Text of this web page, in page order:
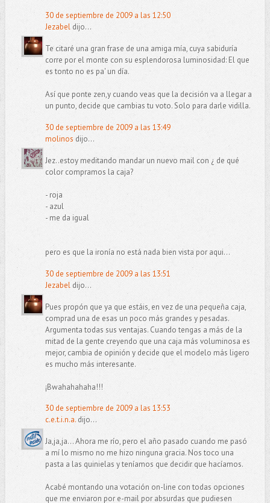
30 de septiembre de 2009 a las 12:50
Jezabeldijo...
Te citaré una gran frase de una amiga mía, cuya sabiduría
corre por el monte con su esplendorosa luminosidad: El que
es tonto no es pa' un día.
Así que ponte zen,y cuando veas que la decisión va a llegar a
un punto, decide que cambias tu voto. Solo para darle vidilla.
30 de septiembre de 2009 a las 13:49
molinos dijo...
Jez..estoy meditando mandar un nuevo mail con ¿ de qué
color compramos la caja?
- roja
- azul
- me da igual
pero es que la ironía no está nada bien vista por aqui...
30 de septiembre de 2009 a las 13:51
Jezabeldijo...
Pues propón que ya que estáis, en vez de una pequeña caja,
comprad una de esas un poco más grandes y pesadas.
Argumenta todas sus ventajas. Cuando tengas a más de la
mitad de la gente creyendo que una caja más voluminosa es
mejor, cambia de opinión y decide que el modelo más ligero
es mucho más interesante.
¡Bwahahahaha!!!
30 de septiembre de 2009 a las 13:53
c.e.t.i.n.a.dijo...
Ja,ja,ja... Ahora me río, pero el año pasado cuando me pasó
a mí lo mismo no me hizo ninguna gracia. Nos toco una
pasta a las quinielas y teníamos que decidir que hacíamos.
Acabé montando una votación on-line con todas opciones
que me enviaron por e-mail por absurdas que pudiesen